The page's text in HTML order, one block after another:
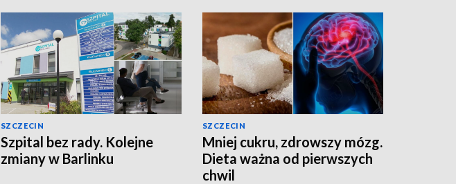
SZCZECIN
Szpital bez rady. Kolejne
zmiany w Barlinku
SZCZECIN
Mniej cukru, zdrowszy mózg.
Dieta ważna od pierwszych
chwil